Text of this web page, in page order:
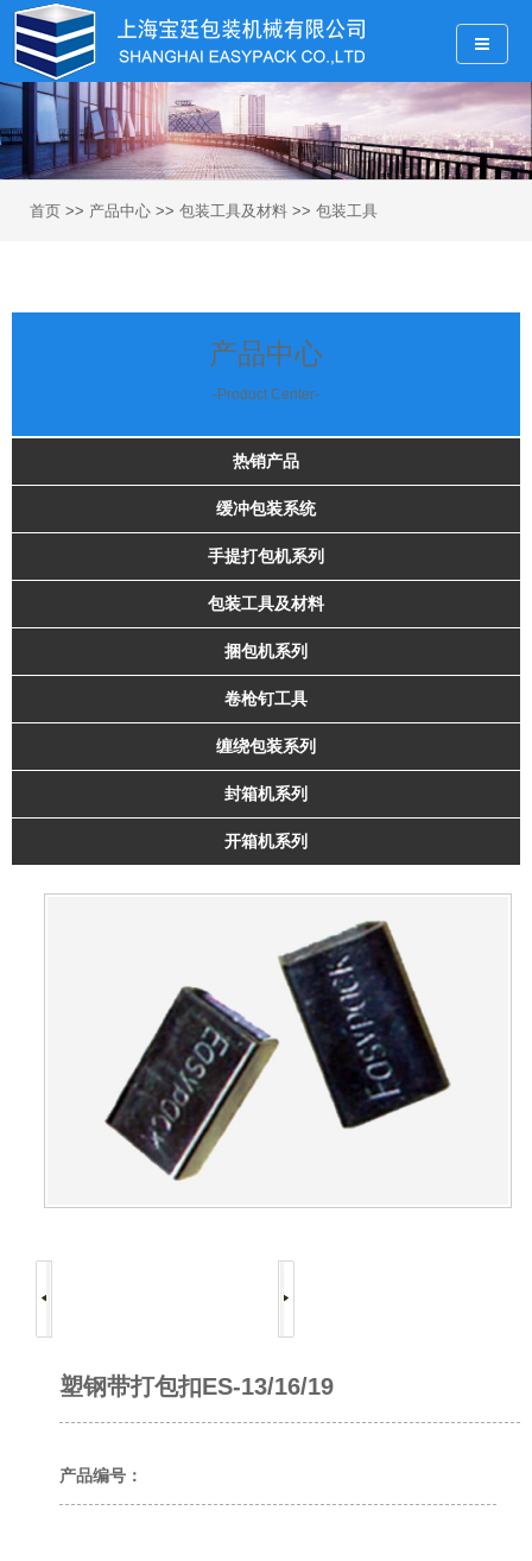
首页 >> 产品中心 >> 包装工具及材料 >> 包装工具
产品中心
-Product Center-
热销产品
缓冲包装系统
手提打包机系列
包装工具及材料
捆包机系列
卷枪钉工具
缠绕包装系列
封箱机系列
开箱机系列
塑钢带打包扣ES-13/16/19
产品编号：